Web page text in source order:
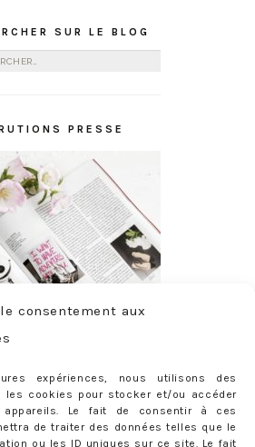
consentement aux
expériences, nous utilisons des
les cookies pour stocker et/ou accéder
appareils. Le fait de consentir à ces
de traiter des données telles que le
ou les ID uniques sur ce site. Le fait
SUR LE BLOG
:
PRESSE